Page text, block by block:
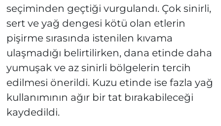
seçiminden geçtiği vurgulandı. Çok sinirli,
sert ve yağ dengesi kötü olan etlerin
pişirme sırasında istenilen kıvama
ulaşmadığı belirtilirken, dana etinde daha
yumuşak ve az sinirli bölgelerin tercih
edilmesi önerildi. Kuzu etinde ise fazla yağ
kullanımının ağır bir tat bırakabileceği
kaydedildi.